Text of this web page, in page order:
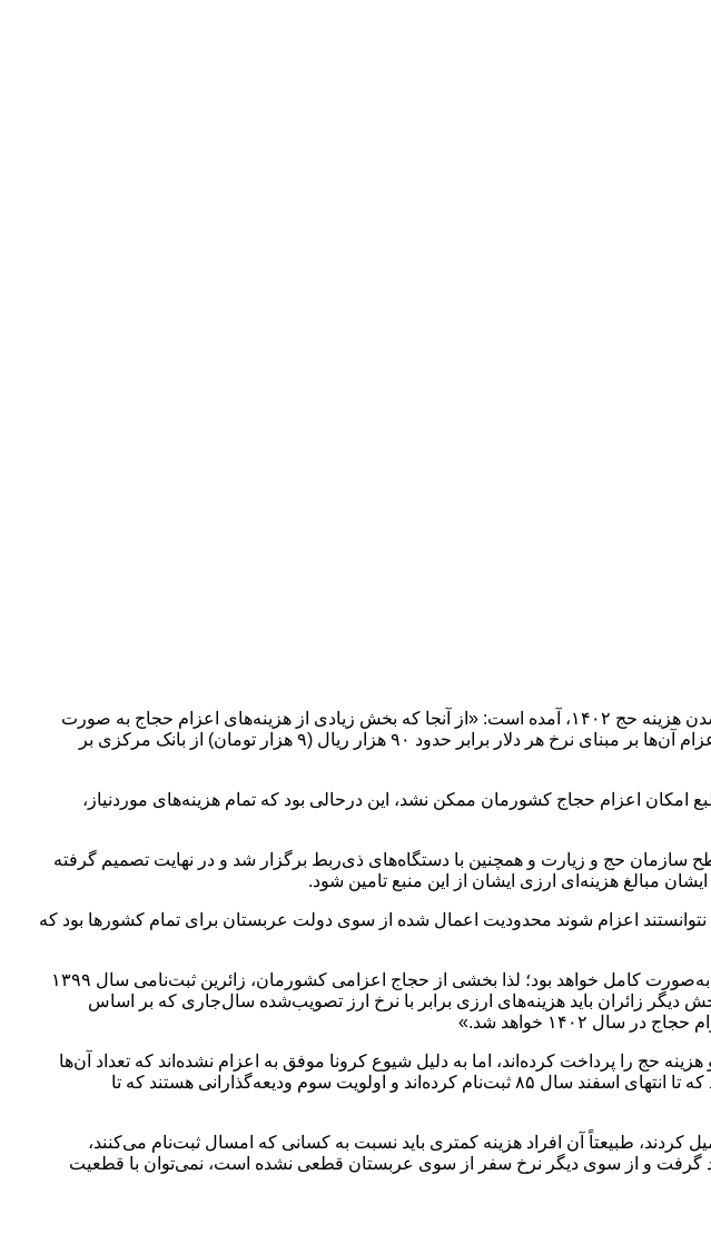
به گزارش خبرگزاری خبرشهر، در اطلاعیه روابط عمومی سازمان حج و زیارت در تشریح دلایل دونرخی شدن هزینه حج ۱۴۰۲، آمده است: «از آنجا که بخش زیادی از هزینه‌های اعزام حجاج به صورت
ارزی است، هزینه تمام‌شده حج در سال ۱۳۹۹ بر اساس نرخ ارز همان سال محاسبه شده و ارز موردنیاز اعزام آن‌ها بر مبنای نرخ هر دلار برابر حدود ۹۰ هزار ریال (۹ هزار تومان)‌ از بانک مرکزی بر
اعزام حجاج کشورمان ممکن نشد، این درحالی بود که تمام هزینه‌های موردنیاز،
حج و زیارت و همچنین با دستگاه‌های ذی‌ربط برگزار شد و در نهایت تصمیم گرفته
سال ۱۴۰۱ اعزام شدند و علت این‌که تمام آن‌ها نتوانستند اعزام شوند محدودیت اعمال شده از سوی دولت عربستان برای تمام کشورها بود که
برای حج سال ۱۴۰۲ نیز، طبق اعلام مقامات کشور عربستان به احتمال قوی سهمیه تخصیصی به کشورها به‌صورت کامل خواهد بود؛ لذا بخشی از حجاج اعزامی کشورمان، زائرین ثبت‌نامی سال ۱۳۹۹
دیگر زائران باید هزینه‌های ارزی برابر با نرخ ارز تصویب‌شده سال‌جاری که بر اساس
۱۴۰۲ خواهد شد.»
زیارت پیش‌تر گفته بود:‌ اولویت نخست حج ۱۴۰۲ با کسانی است که سال ۹۹ ثبت‌نام و هزینه حج را پرداخت کرده‌اند، اما به دلیل شیوع کرونا موفق به اعزام نشده‌اند که تعداد آن‌ها
حدود ۳۷ هزار نفر است، اگر این تعداد ثبت‌نام کنند به‌طور کامل اعزام می‌شوند. اولویت دوم کسانی هستند که تا انتهای اسفند سال ۸۵ ثبت‌نام کرده‌اند و اولویت سوم ودیعه‌گذارانی هستند که تا
بودند با ارز ۹ هزار تومانی ثبت‌نام خود را تکمیل کردند، طبیعتاً آن افراد هزینه کمتری باید نسبت به کسانی که امسال ثبت‌نام می‌کنند،
دلیل این‌که معلوم نیست دولت چه نرخی را برای ارز زائران حج ۱۴۰۲ در نظر خواهد گرفت و از سوی دیگر نرخ سفر از سوی عربستان قطعی نشده است، نمی‌توان با قطعیت